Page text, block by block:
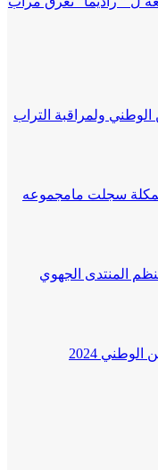
الوطني ولمراقبة التراب
سجلت مامجموعه
المنتدى الجهوي
2024